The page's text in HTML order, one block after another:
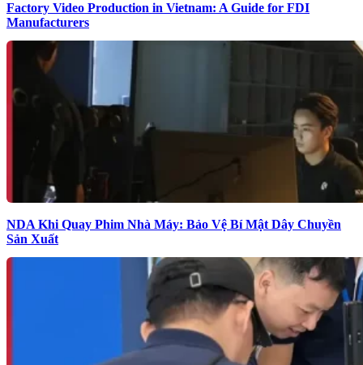
Factory Video Production in Vietnam: A Guide for FDI
Manufacturers
NDA Khi Quay Phim Nhà Máy: Bảo Vệ Bí Mật Dây Chuyền
Sản Xuất